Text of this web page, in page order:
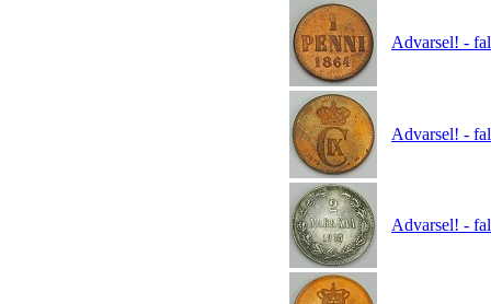
Advarsel! -
Advarsel! -
Advarsel! -